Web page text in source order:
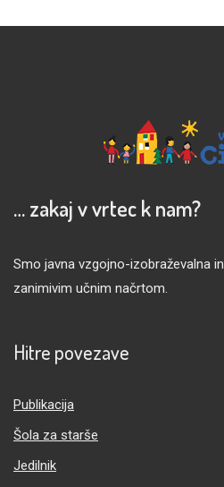
… zakaj v vrtec k nam?
Smo javna vzgojno-izobraževalna
zanimivim učnim načrtom.
Hitre povezave
Publikacija
Šola za starše
Jedilnik